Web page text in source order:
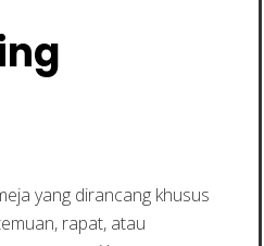
yang dirancang khusus
rapat, atau